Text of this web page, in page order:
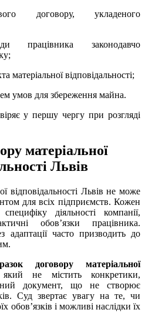
договору, укладеного
працівника законодавчо
матеріальної відповідальності;
умов для збереження майна.
у першу чергу при розгляді
матеріальної
Львів
відповідальності Львів не може
для всіх підприємств. Кожен
діяльності компанії,
обов’язки працівника.
адаптації часто призводить до
договору матеріальної
не містить конкретики,
документ, що не створює
Суд звертає увагу на те, чи
обов’язків і можливі наслідки їх